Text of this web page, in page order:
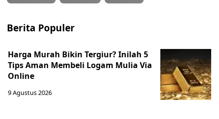
Berita Populer
Harga Murah Bikin Tergiur? Inilah 5
Tips Aman Membeli Logam Mulia Via
Online
9 Agustus 2026